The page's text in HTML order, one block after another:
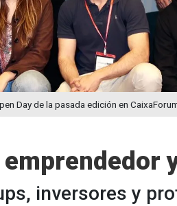
Day de la pasada edición en
inversores y